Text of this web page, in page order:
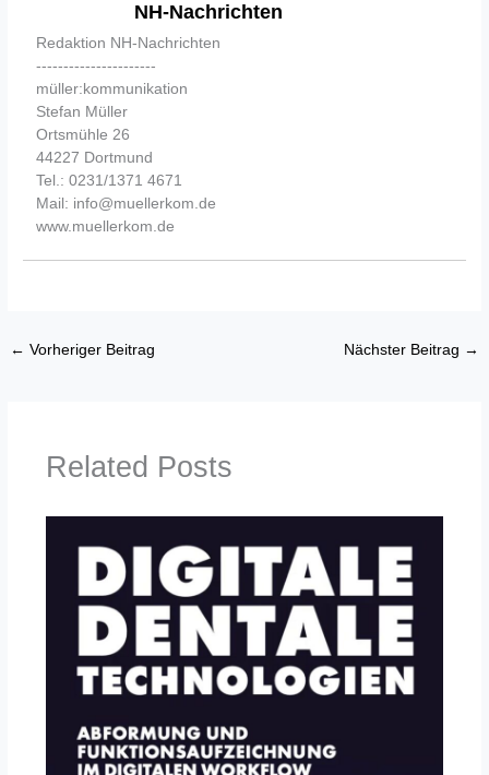
NH-Nachrichten
Redaktion NH-Nachrichten
----------------------
müller:kommunikation
Stefan Müller
Ortsmühle 26
44227 Dortmund
Tel.: 0231/1371 4671
Mail: info@muellerkom.de
www.muellerkom.de
← Vorheriger Beitrag Nächster Beitrag →
Related Posts